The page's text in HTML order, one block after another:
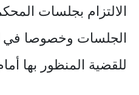
الالتزام بجلسات
الجلسات وخصوصا في
للقضية المنظور بها